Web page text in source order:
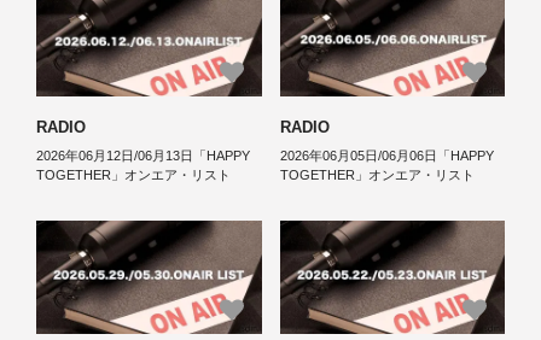
RADIO
2026年06月12日/06月13日「HAPPY
TOGETHER」オンエア・リスト
RADIO
2026年06月05日/06月06日「HAPPY
TOGETHER」オンエア・リスト